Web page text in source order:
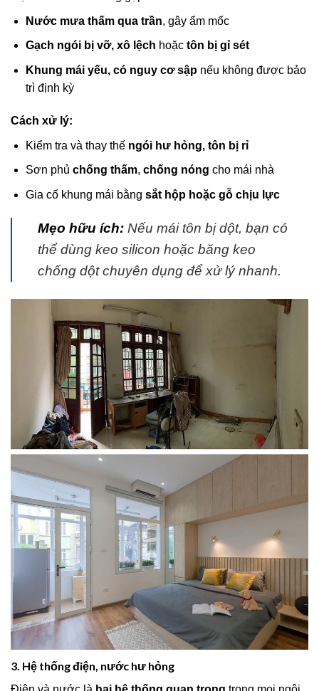
Nước mưa thấm qua trần, gây ẩm mốc
Gạch ngói bị vỡ, xô lệch hoặc tôn bị gỉ sét
Khung mái yếu, có nguy cơ sậpnếu không được bảo
trì định kỳ
Cách xử lý:
Kiểm tra và thay thế ngói hư hỏng, tôn bị rỉ
Sơn phủ chống thấm, chống nóng cho mái nhà
Gia cố khung mái bằng sắt hộp hoặc gỗ chịu lực
Mẹo hữu ích: Nếu mái tôn bị dột, bạn có
thể dùng keo silicon hoặc băng keo
chống dột chuyên dụng để xử lý nhanh.
3. Hệ thống điện, nước hư hỏng